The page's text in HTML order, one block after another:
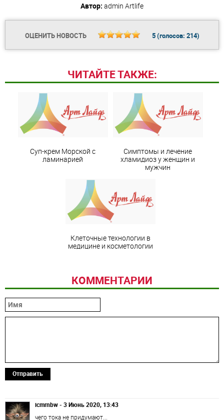
Автор: admin Artlife
ОЦЕНИТЬ НОВОСТЬ 5(голосов: 214)
ЧИТАЙТЕ ТАКЖЕ:
Суп-крем Морской с
ламинарией
Симптомы и лечение
хламидиоз у женщин и
мужчин
Клеточные технологии в
медицине и косметологии
КОММЕНТАРИИ
Отправить
icmrnbw - 3 Июнь 2020, 13:43
чего тока не придумают...